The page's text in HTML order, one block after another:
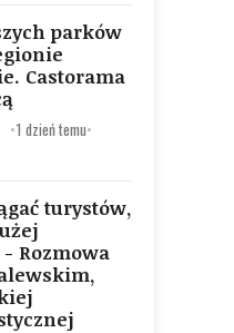
parków
Castorama
•1 dzień temu•
turystów,
Rozmowa